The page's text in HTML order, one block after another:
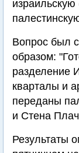
Вопрос был
образом:
разделение
кварталы и
переданы
и Стена
Результаты